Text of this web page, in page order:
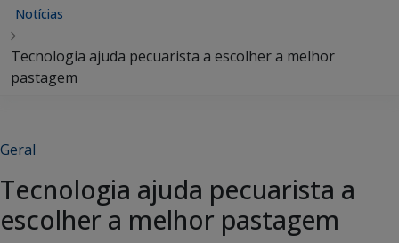
Notícias
Tecnologia ajuda pecuarista a escolher a melhor
pastagem
Geral
Tecnologia ajuda pecuarista a
escolher a melhor pastagem